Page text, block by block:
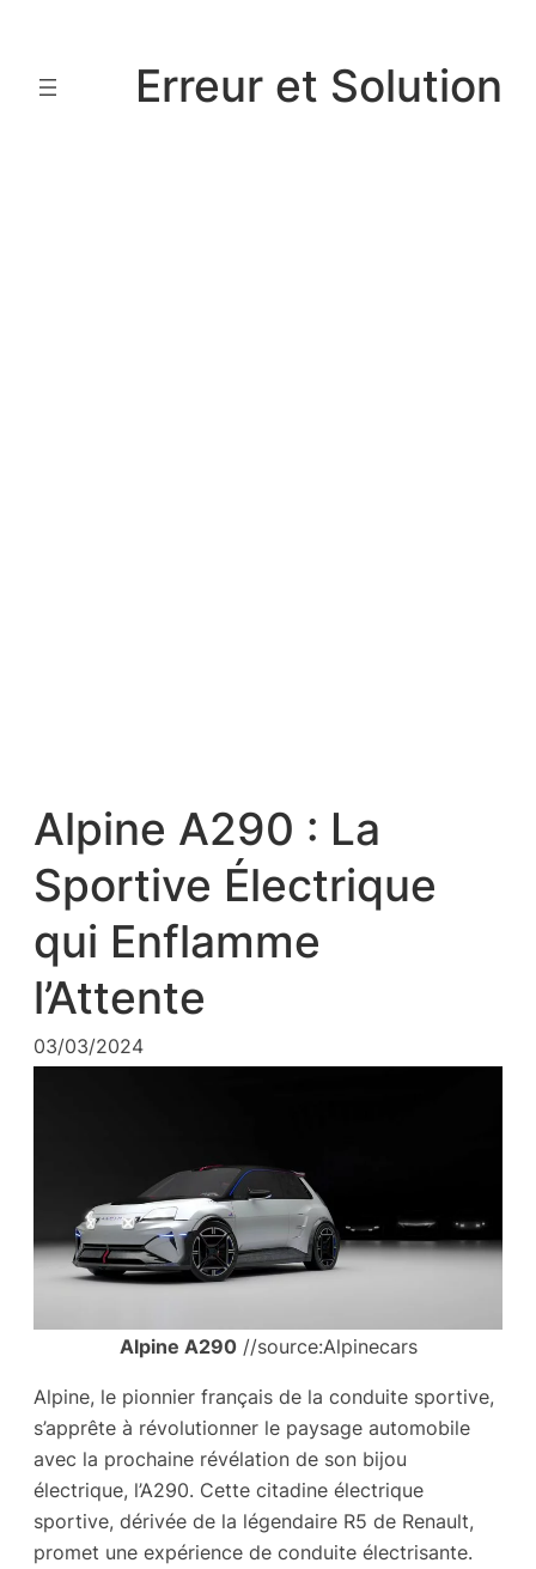
contenu
Erreur et Solution
Alpine A290 : La
Sportive Électrique
qui Enflamme
l’Attente
03/03/2024
Alpine A290//source:Alpinecars
Alpine, le pionnier français de la conduite sportive,
s’apprête à révolutionner le paysage automobile
avec la prochaine révélation de son bijou
électrique, l’A290. Cette citadine électrique
sportive, dérivée de la légendaire R5 de Renault,
promet une expérience de conduite électrisante.